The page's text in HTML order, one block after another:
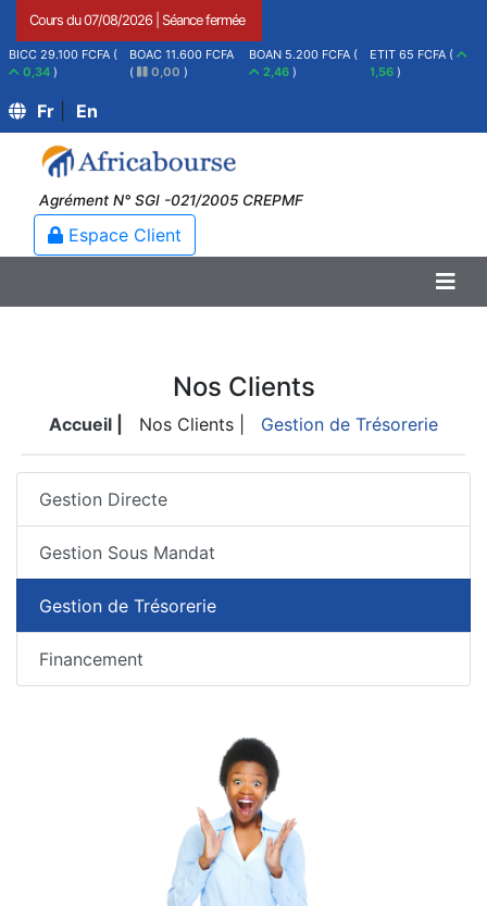
Cours du07/08/2026 Séance fermée
BICC 29.100 FCFA (
0,34 )
BOAC 11.600 FCFA
(
0,00 )
BOAN 5.200 FCFA (
2,46 )
ETIT 65 FCFA (
1,56 )
Fr En
Agrément N° SGI -021/2005 CREPMF
Espace Client
Nos Clients
Accueil | Nos Clients | Gestion de Trésorerie
Gestion Directe
Gestion Sous Mandat
Gestion de Trésorerie
Financement